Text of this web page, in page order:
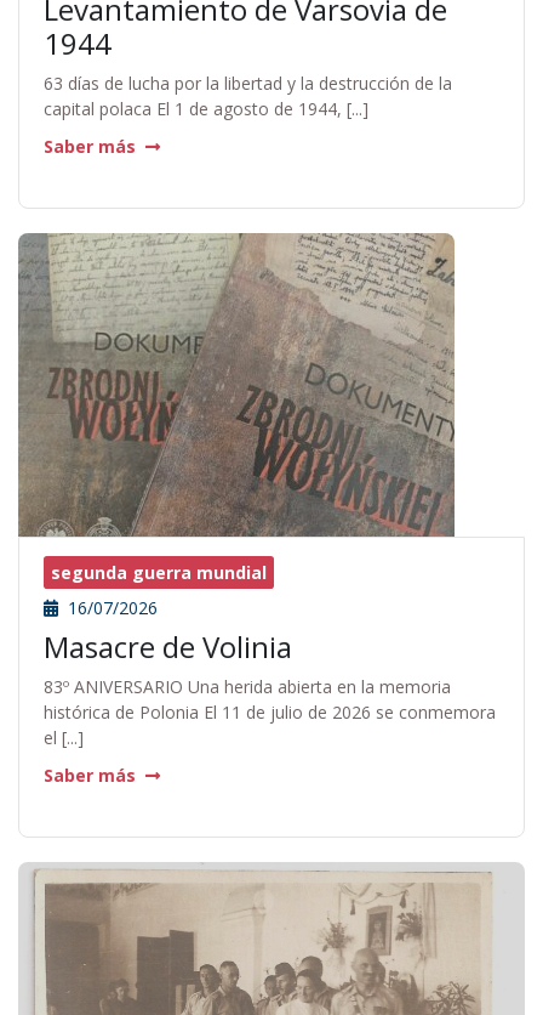
Levantamiento de Varsovia de
1944
63 días de lucha por la libertad y la destrucción de la
capital polaca El 1 de agosto de 1944, [...]
Saber más
segunda guerra mundial
16/07/2026
Masacre de Volinia
83º ANIVERSARIO Una herida abierta en la memoria
histórica de Polonia El 11 de julio de 2026 se conmemora
el [...]
Saber más